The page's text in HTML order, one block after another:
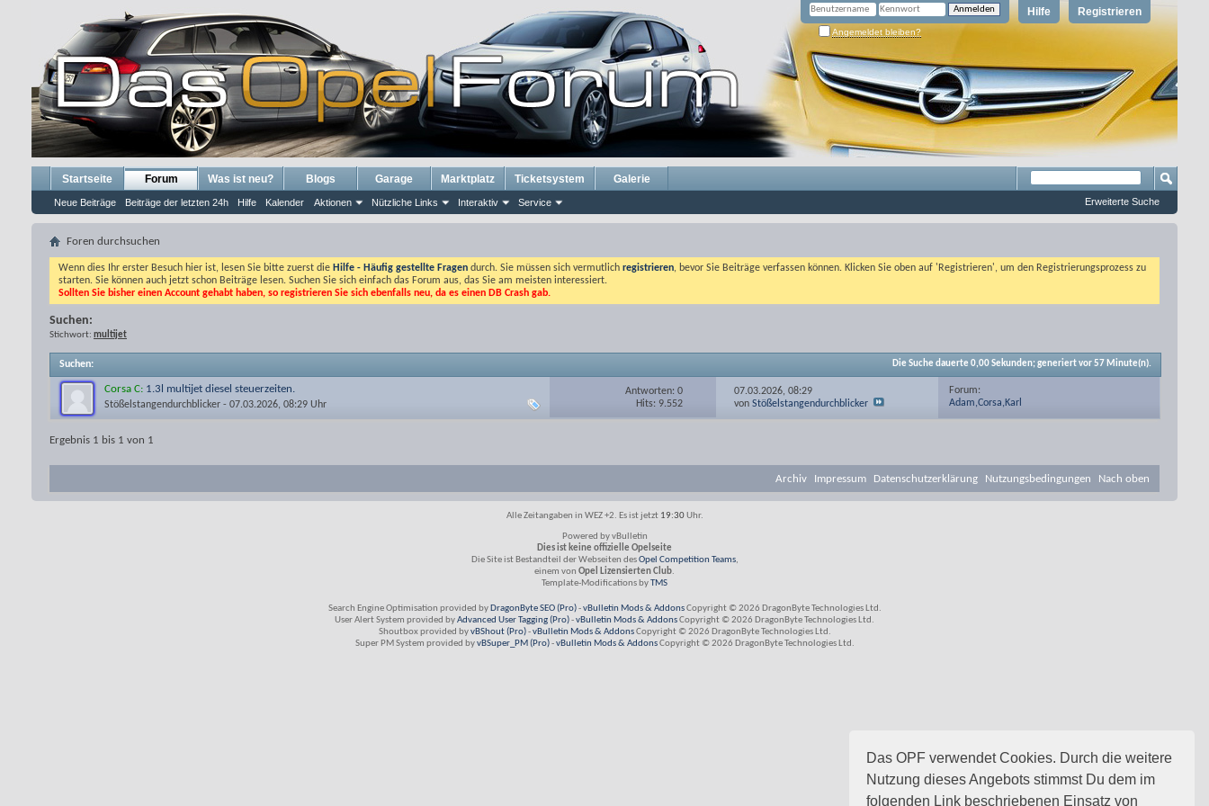
Das OPF verwendet Cookies. Durch die weitere
Nutzung dieses Angebots stimmst Du dem im
folgenden Link beschriebenen Einsatz von
Registrieren
Hilfe
Angemeldet bleiben?
Startseite Forum
Neue Beiträge Beiträge der letzten 24h Hilfe Kalender Aktionen Nützliche Links Interaktiv Service
Was ist neu? Blogs Garage Marktplatz Ticketsystem Galerie
Erweiterte Suche
Foren durchsuchen
Wenn dies Ihr erster Besuch hier ist, lesen Sie bitte zuerst die Hilfe - Häufig gestellte Fragen durch. Sie müssen sich vermutlich registrieren, bevor Sie Beiträge verfassen können. Klicken Sie oben auf 'Registrieren', um den Registrierungsprozess zu
starten. Sie können auch jetzt schon Beiträge lesen. Suchen Sie sich einfach das Forum aus, das Sie am meisten interessiert.
Sollten Sie bisher einen Account gehabt haben, so registrieren Sie sich ebenfalls neu, da es einen DB Crash gab.
Suchen:
Stichwort: multijet
Suchen: Die Suche dauerte 0,00Sekunden; generiert vor 57 Minute(n).
Corsa C: 1.3l multijet diesel steuerzeiten.
Stößelstangendurchblicker - 07.03.2026, 08:29 Uhr
Antworten: 0
Hits: 9.552
07.03.2026,08:29
vonStößelstangendurchblicker
Forum:
Adam,Corsa,Karl
Ergebnis 1 bis 1 von 1
Archiv Impressum Datenschutzerklärung Nutzungsbedingungen Nach oben
Alle Zeitangaben in WEZ +2. Es ist jetzt 19:30Uhr.
Powered by vBulletin
Dies ist keine offizielle Opelseite
Die Site ist Bestandteil der Webseiten desOpel Competition Teams,
einem von Opel Lizensierten Club.
Template-Modifications byTMS
Search Engine Optimisation provided by DragonByte SEO (Pro)-vBulletin Mods & AddonsCopyright © 2026 DragonByte Technologies Ltd.
User Alert System provided byAdvanced User Tagging (Pro)-vBulletin Mods & AddonsCopyright © 2026 DragonByte Technologies Ltd.
Shoutbox provided byvBShout (Pro)-vBulletin Mods & AddonsCopyright © 2026 DragonByte Technologies Ltd.
Super PM System provided byvBSuper_PM (Pro)-vBulletin Mods & AddonsCopyright © 2026 DragonByte Technologies Ltd.